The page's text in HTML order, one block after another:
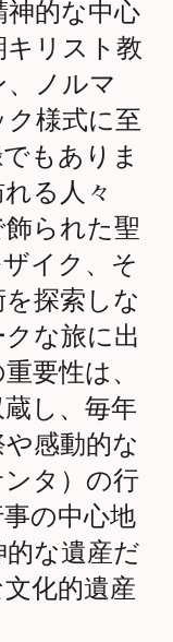
的な中心
リスト教
ノルマ
様式に至
もありま
る人々
られた聖
イク、そ
探索しな
な旅に出
要性は、
し、毎年
感動的な
タ）の行
の中心地
な遺産だ
化的遺産